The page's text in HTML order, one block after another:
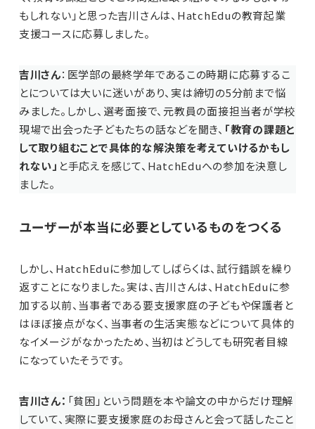
もしれない」と思った吉川さんは、HatchEduの教育起業
支援コースに応募しました。
吉川さん：医学部の最終学年であるこの時期に応募するこ
とについては大いに迷いがあり、実は締切の5分前まで悩
みました。しかし、選考面接で、元教員の面接担当者が学校
現場で出会った子どもたちの話などを聞き、 「教育の課題と
して取り組むことで具体的な解決策を考えていけるかもし
れない」 と手応えを感じて、HatchEduへの参加を決意し
ました。
ユーザーが本当に必要としているものをつくる
しかし、HatchEduに参加してしばらくは、試行錯誤を繰り
返すことになりました。実は、吉川さんは、HatchEduに参
加する以前、当事者である要支援家庭の子どもや保護者と
はほぼ接点がなく、当事者の生活実態などについて具体的
なイメージがなかったため、当初はどうしても研究者目線
になっていたそうです。
吉川さん： 「貧困」という問題を本や論文の中からだけ理解
していて、実際に要支援家庭のお母さんと会って話したこと